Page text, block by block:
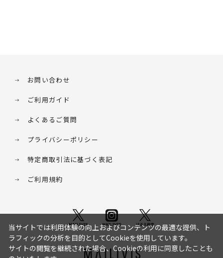
お問い合わせ
ご利用ガイド
よくあるご質問
プライバシーポリシー
特定商取引法に基づく表記
ご利用規約
当サイトでは利用体験の向上およびコンテンツの最適な提供、ト
ラフィックの分析を目的としてCookieを使用しています。
サイトの閲覧を継続された場合、Cookieの利用に同意したことも